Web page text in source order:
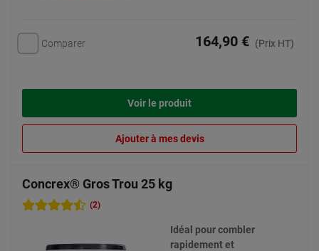
Comparer 164,90 € (Prix HT)
Voir le produit
Ajouter à mes devis
Concrex® Gros Trou 25 kg
(2)
Idéal pour combler
rapidement et